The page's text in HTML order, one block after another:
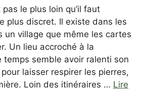
pas le plus loin qu’il faut
plus discret. Il existe dans les
un village que même les cartes
Un lieu accroché à la
temps semble avoir ralenti son
laisser respirer les pierres,
Loin des itinéraires … Lire